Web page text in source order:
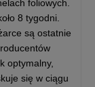
foliowych.
8 tygodni.
są ostatnie
optymalny,
się w ciągu